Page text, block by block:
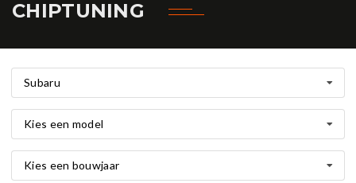
CHIPTUNING
Subaru
Kies een model
Kies een bouwjaar